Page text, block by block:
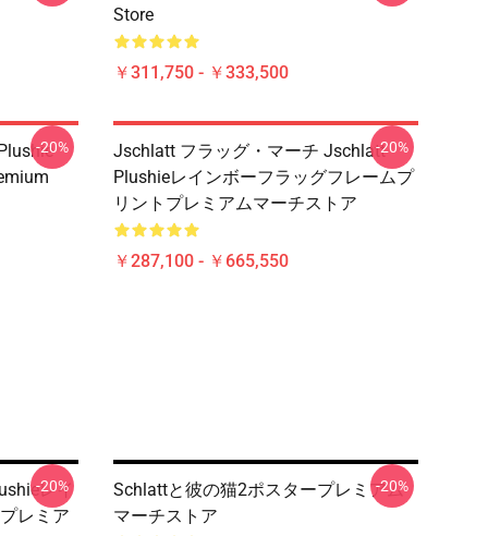
Store
￥311,750 - ￥333,500
-20%
Jschlatt フラッグ・マーチ Jschlatt
Plushieレインボーフラッグフレームプ
リントプレミアムマーチストア
￥287,100 - ￥665,550
-20%
レイ
レミア
-20%
Schlattと彼の猫2ポスタープレミアム
マーチストア
-20%